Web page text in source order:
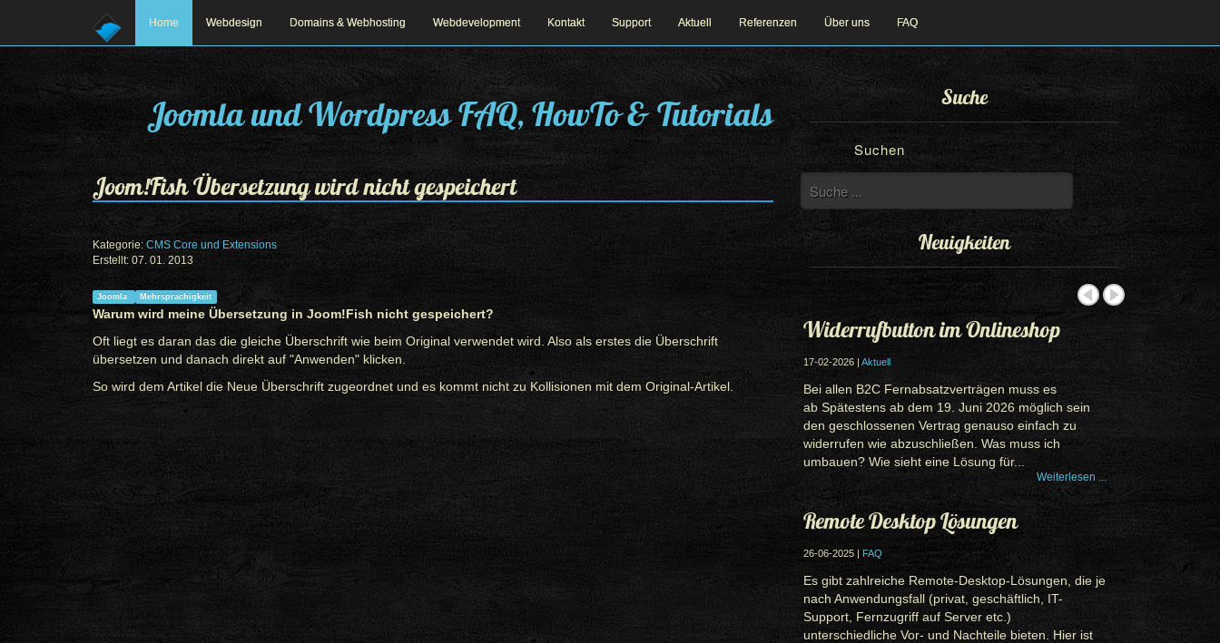
Home Webdesign Domains & Webhosting Webdevelopment Kontakt Support Aktuell Referenzen Über uns FAQ
Joomla und Wordpress FAQ, HowTo & Tutorials
Joom!Fish Übersetzung wird nicht gespeichert
Kategorie: CMS Core und Extensions
Erstellt: 07. 01. 2013
Joomla Mehrsprachigkeit
Warum wird meine Übersetzung in Joom!Fish nicht gespeichert?
Oft liegt es daran das die gleiche Überschrift wie beim Original verwendet wird. Also als erstes die Überschrift
übersetzen und danach direkt auf "Anwenden" klicken.
So wird dem Artikel die Neue Überschrift zugeordnet und es kommt nicht zu Kollisionen mit dem Original-Artikel.
Suche
Suchen
Neuigkeiten
Prev Next
Widerrufbutton im Onlineshop
17-02-2026 | Aktuell
Bei allen B2C Fernabsatzverträgen muss es
ab Spätestens ab dem 19. Juni 2026 möglich sein
den geschlossenen Vertrag genauso einfach zu
widerrufen wie abzuschließen. Was muss ich
umbauen? Wie sieht eine Lösung für...
Weiterlesen ...
Remote Desktop Lösungen
26-06-2025 | FAQ
Es gibt zahlreiche Remote-Desktop-Lösungen, die je
nach Anwendungsfall (privat, geschäftlich, IT-
Support, Fernzugriff auf Server etc.)
unterschiedliche Vor- und Nachteile bieten. Hier ist